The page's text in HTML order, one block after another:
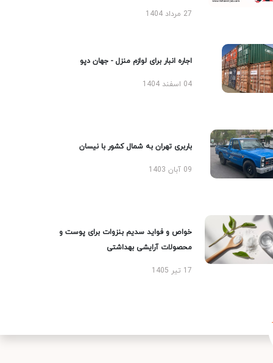
27 مرداد 1404
اجاره انبار برای لوازم منزل - جهان دپو
04 اسفند 1404
باربری تهران به شمال کشور با نیسان
09 آبان 1403
خواص و فواید سدیم بنزوات برای پوست و
محصولات آرایشی بهداشتی
17 تیر 1405